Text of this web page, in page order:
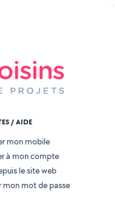
/ AIDE
mon mobile
à mon compte
le site web
mot de passe